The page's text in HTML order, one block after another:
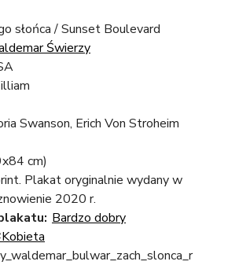
słońca / Sunset Boulevard
Świerzy
Swanson, Erich Von Stroheim
cm)
Plakat oryginalnie wydany w
2020 r.
Bardzo dobry